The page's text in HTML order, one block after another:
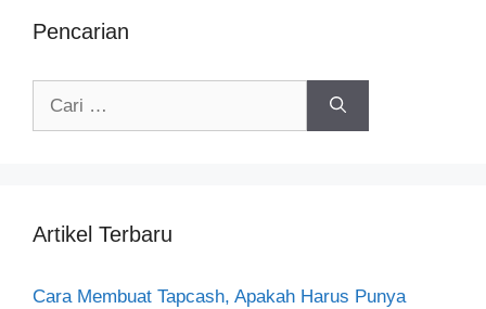
Pencarian
Artikel Terbaru
Cara Membuat Tapcash, Apakah Harus Punya